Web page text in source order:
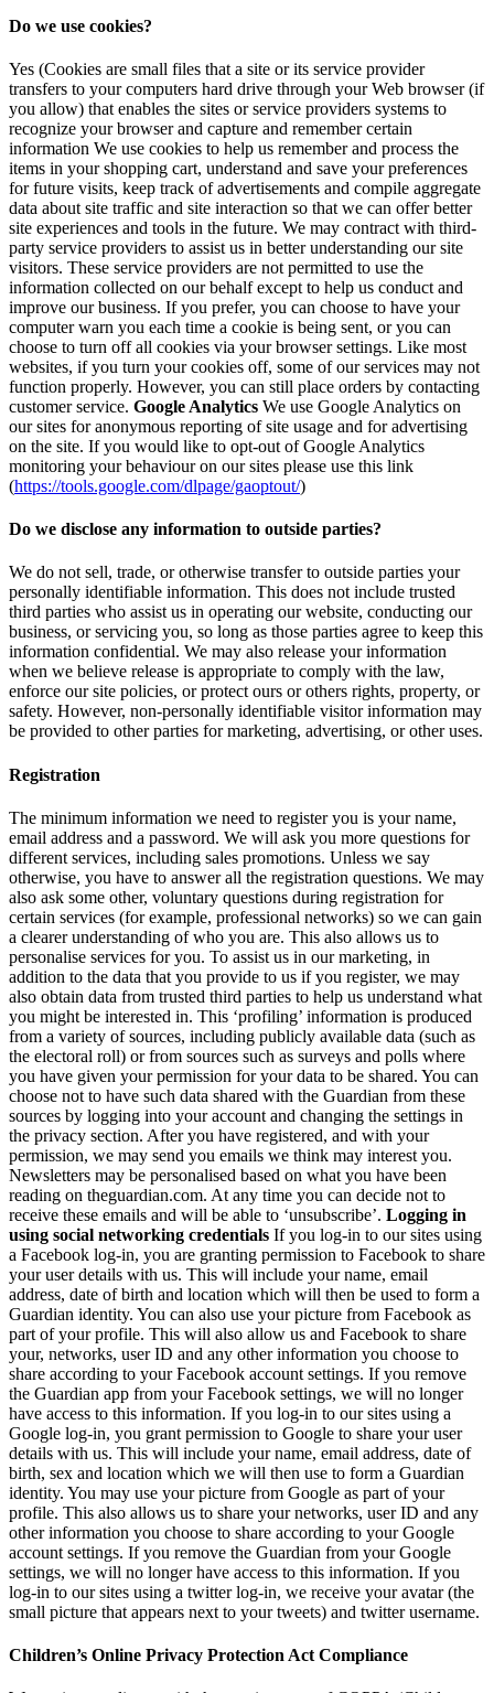
Do we use cookies?
Yes (Cookies are small files that a site or its service provider
transfers to your computers hard drive through your Web browser (if
you allow) that enables the sites or service providers systems to
recognize your browser and capture and remember certain
information We use cookies to help us remember and process the
items in your shopping cart, understand and save your preferences
for future visits, keep track of advertisements and compile aggregate
data about site traffic and site interaction so that we can offer better
site experiences and tools in the future. We may contract with third-
party service providers to assist us in better understanding our site
visitors. These service providers are not permitted to use the
information collected on our behalf except to help us conduct and
improve our business. If you prefer, you can choose to have your
computer warn you each time a cookie is being sent, or you can
choose to turn off all cookies via your browser settings. Like most
websites, if you turn your cookies off, some of our services may not
function properly. However, you can still place orders by contacting
customer service. Google Analytics We use Google Analytics on
our sites for anonymous reporting of site usage and for advertising
on the site. If you would like to opt-out of Google Analytics
monitoring your behaviour on our sites please use this link
(https://tools.google.com/dlpage/gaoptout/)
Do we disclose any information to outside parties?
We do not sell, trade, or otherwise transfer to outside parties your
personally identifiable information. This does not include trusted
third parties who assist us in operating our website, conducting our
business, or servicing you, so long as those parties agree to keep this
information confidential. We may also release your information
when we believe release is appropriate to comply with the law,
enforce our site policies, or protect ours or others rights, property, or
safety. However, non-personally identifiable visitor information may
be provided to other parties for marketing, advertising, or other uses.
Registration
The minimum information we need to register you is your name,
email address and a password. We will ask you more questions for
different services, including sales promotions. Unless we say
otherwise, you have to answer all the registration questions. We may
also ask some other, voluntary questions during registration for
certain services (for example, professional networks) so we can gain
a clearer understanding of who you are. This also allows us to
personalise services for you. To assist us in our marketing, in
addition to the data that you provide to us if you register, we may
also obtain data from trusted third parties to help us understand what
you might be interested in. This ‘profiling’ information is produced
from a variety of sources, including publicly available data (such as
the electoral roll) or from sources such as surveys and polls where
you have given your permission for your data to be shared. You can
choose not to have such data shared with the Guardian from these
sources by logging into your account and changing the settings in
the privacy section. After you have registered, and with your
permission, we may send you emails we think may interest you.
Newsletters may be personalised based on what you have been
reading on theguardian.com. At any time you can decide not to
receive these emails and will be able to ‘unsubscribe’. Logging in
using social networking credentials If you log-in to our sites using
a Facebook log-in, you are granting permission to Facebook to share
your user details with us. This will include your name, email
address, date of birth and location which will then be used to form a
Guardian identity. You can also use your picture from Facebook as
part of your profile. This will also allow us and Facebook to share
your, networks, user ID and any other information you choose to
share according to your Facebook account settings. If you remove
the Guardian app from your Facebook settings, we will no longer
have access to this information. If you log-in to our sites using a
Google log-in, you grant permission to Google to share your user
details with us. This will include your name, email address, date of
birth, sex and location which we will then use to form a Guardian
identity. You may use your picture from Google as part of your
profile. This also allows us to share your networks, user ID and any
other information you choose to share according to your Google
account settings. If you remove the Guardian from your Google
settings, we will no longer have access to this information. If you
log-in to our sites using a twitter log-in, we receive your avatar (the
small picture that appears next to your tweets) and twitter username.
Children’s Online Privacy Protection Act Compliance